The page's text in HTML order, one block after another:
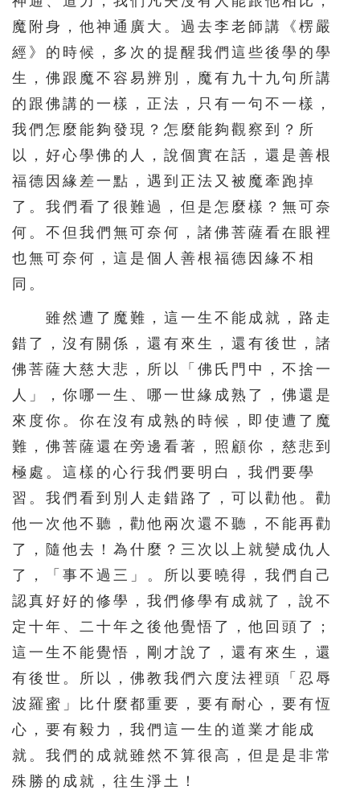
魔附身，他神通廣大。過去李老師講《楞嚴
經》的時候，多次的提醒我們這些後學的學
生，佛跟魔不容易辨別，魔有九十九句所講
的跟佛講的一樣，正法，只有一句不一樣，
我們怎麼能夠發現？怎麼能夠觀察到？所
以，好心學佛的人，說個實在話，還是善根
福德因緣差一點，遇到正法又被魔牽跑掉
了。我們看了很難過，但是怎麼樣？無可奈
何。不但我們無可奈何，諸佛菩薩看在眼裡
也無可奈何，這是個人善根福德因緣不相
同。
雖然遭了魔難，這一生不能成就，路走
錯了，沒有關係，還有來生，還有後世，諸
佛菩薩大慈大悲，所以「佛氏門中，不捨一
人」，你哪一生、哪一世緣成熟了，佛還是
來度你。你在沒有成熟的時候，即使遭了魔
難，佛菩薩還在旁邊看著，照顧你，慈悲到
極處。這樣的心行我們要明白，我們要學
習。我們看到別人走錯路了，可以勸他。勸
他一次他不聽，勸他兩次還不聽，不能再勸
了，隨他去！為什麼？三次以上就變成仇人
了，「事不過三」。所以要曉得，我們自己
認真好好的修學，我們修學有成就了，說不
定十年、二十年之後他覺悟了，他回頭了；
這一生不能覺悟，剛才說了，還有來生，還
有後世。所以，佛教我們六度法裡頭「忍辱
波羅蜜」比什麼都重要，要有耐心，要有恆
心，要有毅力，我們這一生的道業才能成
就。我們的成就雖然不算很高，但是是非常
殊勝的成就，往生淨土！